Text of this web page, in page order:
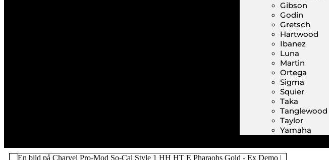
Gibson
Godin
Gretsch
Hartwood
Ibanez
Luna
Martin
Ortega
Sigma
Squier
Taka
Tanglewood
Taylor
Yamaha